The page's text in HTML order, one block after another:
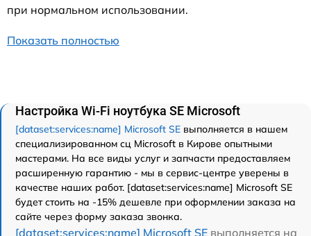
при нормальном использовании.
Показать полностью
Настройка Wi-Fi ноутбука SE Microsoft
[dataset:services:name] Microsoft SE выполняется в нашем
специализированном сц Microsoft в Кирове опытными
мастерами. На все виды услуг и запчасти предоставляем
расширенную гарантию - мы в сервис-центре уверены в
качестве наших работ. [dataset:services:name] Microsoft SE
будет стоить на -15% дешевле при оформлении заказа на
сайте через форму заказа звонка.
[dataset:services:name] Microsoft SE выполняется на